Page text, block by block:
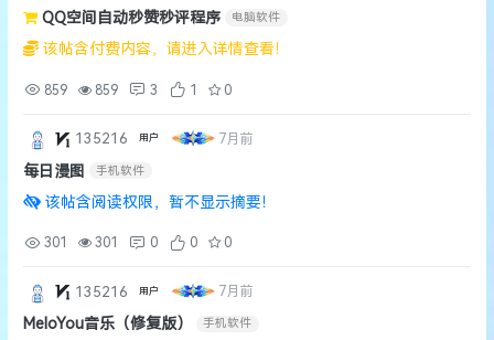
QQ空间自动秒赞秒评程序 电脑软件
该帖含付费内容，请进入详情查看！
859 859 3 1 0
135216 用户 7月前
每日漫图 手机软件
该帖含阅读权限，暂不显示摘要！
301 301 0 0 0
135216 用户 7月前
MeloYou音乐（修复版） 手机软件